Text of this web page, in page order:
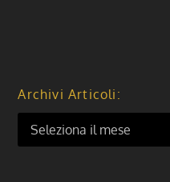
Archivi Articoli: